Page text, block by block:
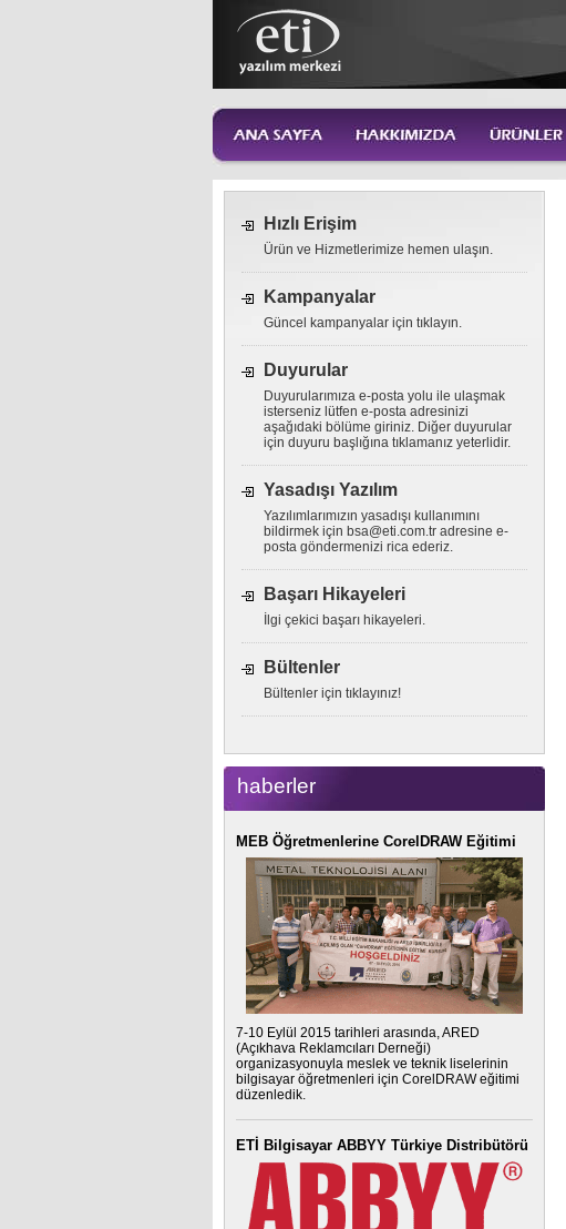
Hızlı Erişim
Ürün ve Hizmetlerimize hemen ulaşın.
Kampanyalar
Güncel kampanyalar için tıklayın.
Duyurular
Duyurularımıza e-posta yolu ile ulaşmak
isterseniz lütfen e-posta adresinizi
aşağıdaki bölüme giriniz. Diğer duyurular
için duyuru başlığına tıklamanız yeterlidir.
Yasadışı Yazılım
Yazılımlarımızın yasadışı kullanımını
bildirmek için bsa@eti.com.tr adresine e-
posta göndermenizi rica ederiz.
Başarı Hikayeleri
İlgi çekici başarı hikayeleri.
Bültenler
Bültenler için tıklayınız!
haberler
MEB Öğretmenlerine CorelDRAW Eğitimi
7-10 Eylül 2015 tarihleri arasında, ARED
(Açıkhava Reklamcıları Derneği)
organizasyonuyla meslek ve teknik liselerinin
bilgisayar öğretmenleri için CorelDRAW eğitimi
düzenledik.
ETİ Bilgisayar ABBYY Türkiye Distribütörü